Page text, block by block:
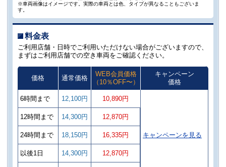
※車両画像はイメージです。実際の車両とは色、タイプが異なることもございま
す。
料金表
ご利用店舗・日時でご利用いただけない場合がございますので、
まずはご利用店舗での空き車両をご確認ください。
価格 通常価格
WEB会員価格
（10％OFF〜）
キャンペーン
価格
6時間まで 12,100円 10,890円
キャンペーンを見る
12時間まで 14,300円 12,870円
24時間まで 18,150円 16,335円
以後1日 14,300円 12,870円